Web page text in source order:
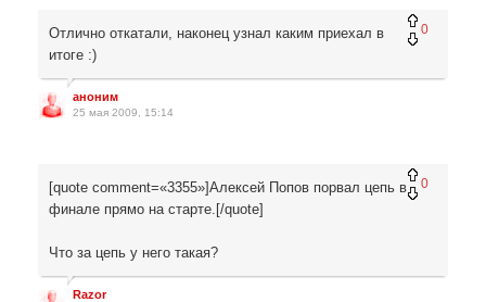
0
Отлично откатали, наконец узнал каким приехал в
итоге :)
аноним
25 мая 2009, 15:14
0
[quote comment=«3355»]Алексей Попов порвал цепь в
финале прямо на старте.[/quote]
Что за цепь у него такая?
Razor